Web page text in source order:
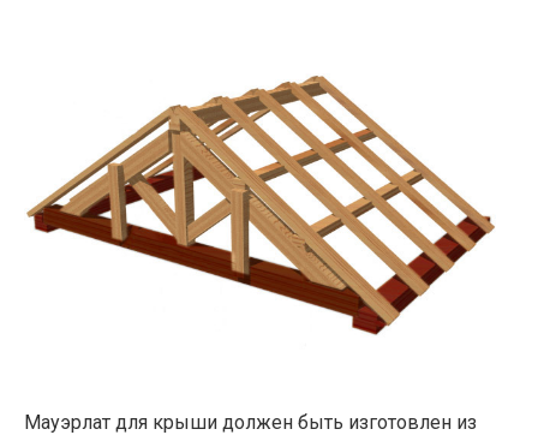
Мауэрлат для крыши должен быть изготовлен из